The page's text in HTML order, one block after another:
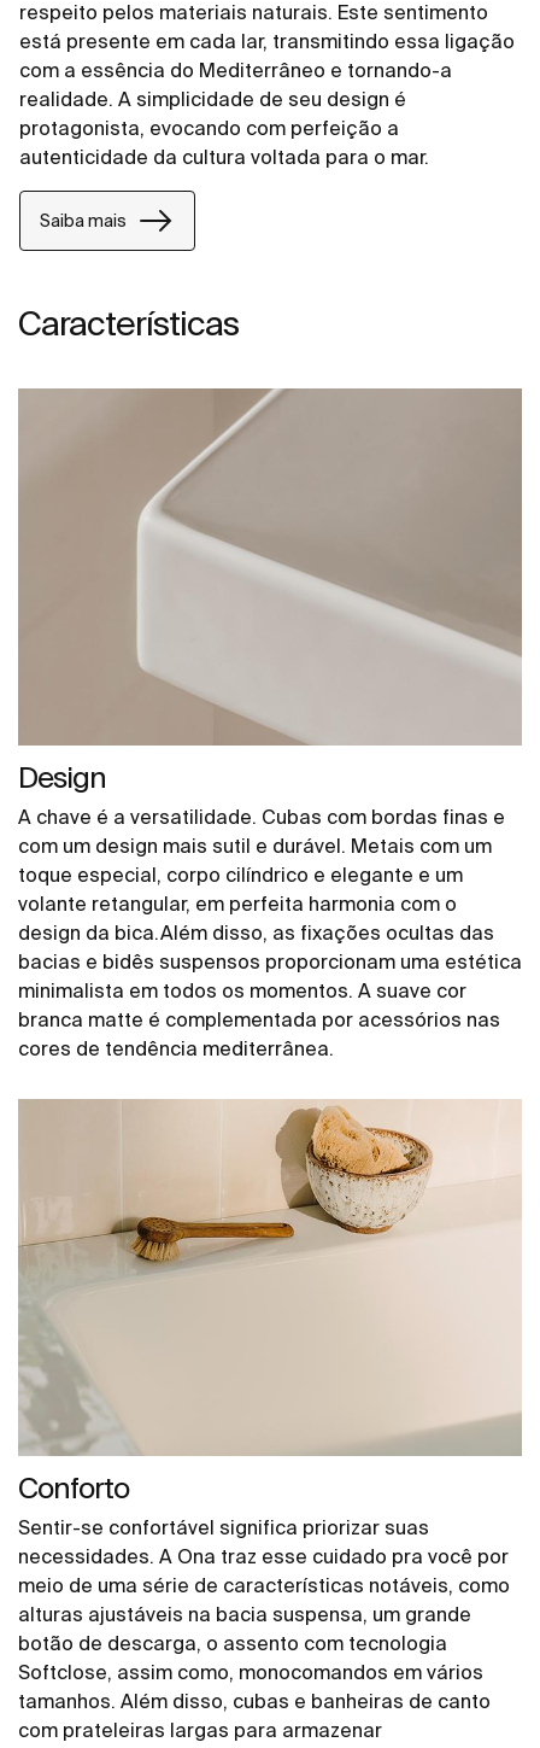
respeito pelos materiais naturais. Este sentimento
está presente em cada lar, transmitindo essa ligação
com a essência do Mediterrâneo e tornando-a
realidade. A simplicidade de seu design é
protagonista, evocando com perfeição a
autenticidade da cultura voltada para o mar.
Saiba mais
Características
Design
A chave é a versatilidade. Cubas com bordas finas e
com um design mais sutil e durável. Metais com um
toque especial, corpo cilíndrico e elegante e um
volante retangular, em perfeita harmonia com o
design da bica.Além disso, as fixações ocultas das
bacias e bidês suspensos proporcionam uma estética
minimalista em todos os momentos. A suave cor
branca matte é complementada por acessórios nas
cores de tendência mediterrânea.
Conforto
Sentir-se confortável significa priorizar suas
necessidades. A Ona traz esse cuidado pra você por
meio de uma série de características notáveis, como
alturas ajustáveis na bacia suspensa, um grande
botão de descarga, o assento com tecnologia
Softclose, assim como, monocomandos em vários
tamanhos. Além disso, cubas e banheiras de canto
com prateleiras largas para armazenar